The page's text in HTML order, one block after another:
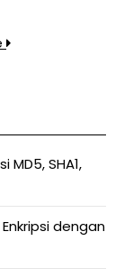
SHA1,
dengan